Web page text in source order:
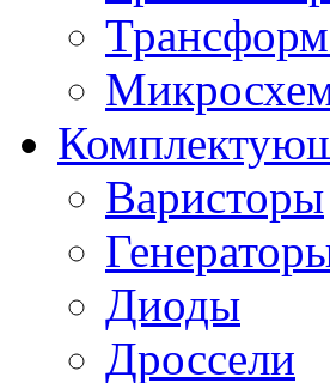
Варисторы
Диоды
Дроссели